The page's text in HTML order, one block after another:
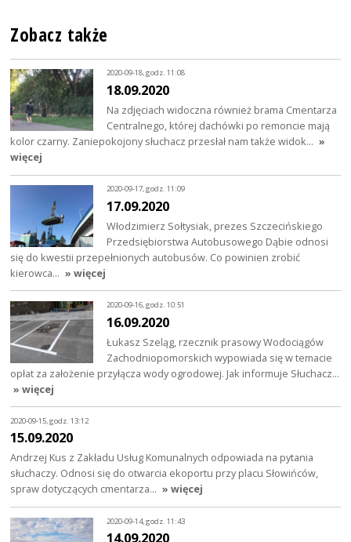
Zobacz także
2020-09-18, godz. 11:08
18.09.2020
Na zdjęciach widoczna również brama Cmentarza
Centralnego, której dachówki po remoncie mają
kolor czarny. Zaniepokojony słuchacz przesłał nam także widok… »
więcej
2020-09-17, godz. 11:09
17.09.2020
Włodzimierz Sołtysiak, prezes Szczecińskiego
Przedsiębiorstwa Autobusowego Dąbie odnosi
się do kwestii przepełnionych autobusów. Co powinien zrobić
kierowca… » więcej
2020-09-16, godz. 10:51
16.09.2020
Łukasz Szeląg, rzecznik prasowy Wodociągów
Zachodniopomorskich wypowiada się w temacie
opłat za założenie przyłącza wody ogrodowej. Jak informuje Słuchacz…
» więcej
2020-09-15, godz. 13:12
15.09.2020
Andrzej Kus z Zakładu Usług Komunalnych odpowiada na pytania
słuchaczy. Odnosi się do otwarcia ekoportu przy placu Słowińców,
spraw dotyczących cmentarza… » więcej
2020-09-14, godz. 11:43
14.09.2020